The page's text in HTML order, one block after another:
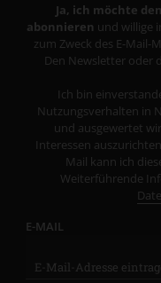
Ja, ich möchte
abonnieren und willige
zum Zweck des E-Mail-
Den Newsletter oder
Ich bin
Nutzungsverhalten in
und ausgewertet
Interessen
Mail kann ich
Weiterführende
E-MAIL